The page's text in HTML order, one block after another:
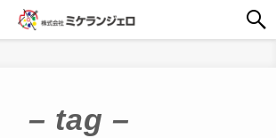
– tag –